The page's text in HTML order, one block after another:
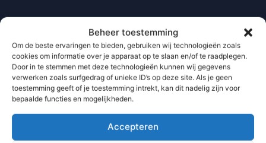
Beheer toestemming
Om de beste ervaringen te bieden, gebruiken wij technologieën zoals
cookies om informatie over je apparaat op te slaan en/of te raadplegen.
Door in te stemmen met deze technologieën kunnen wij gegevens
verwerken zoals surfgedrag of unieke ID’s op deze site. Als je geen
toestemming geeft of je toestemming intrekt, kan dit nadelig zijn voor
bepaalde functies en mogelijkheden.
Accepteren